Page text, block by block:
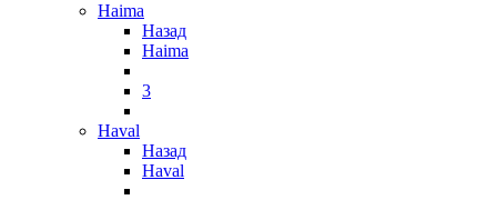
Haima
Назад
Haima
3
Haval
Назад
Haval